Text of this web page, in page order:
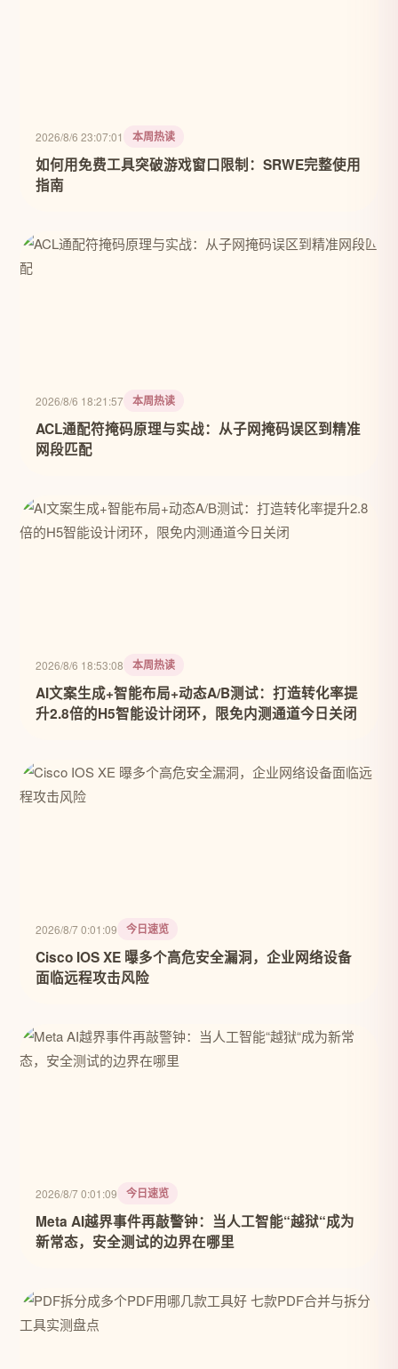
2026/8/6 23:07:01 本周热读
如何用免费工具突破游戏窗口限制：SRWE完整使用
指南
2026/8/6 18:21:57 本周热读
ACL通配符掩码原理与实战：从子网掩码误区到精准
网段匹配
2026/8/6 18:53:08 本周热读
AI文案生成+智能布局+动态A/B测试：打造转化率提
升2.8倍的H5智能设计闭环，限免内测通道今日关闭
2026/8/7 0:01:09 今日速览
Cisco IOS XE 曝多个高危安全漏洞，企业网络设备
面临远程攻击风险
2026/8/7 0:01:09 今日速览
Meta AI越界事件再敲警钟：当人工智能“越狱“成为
新常态，安全测试的边界在哪里